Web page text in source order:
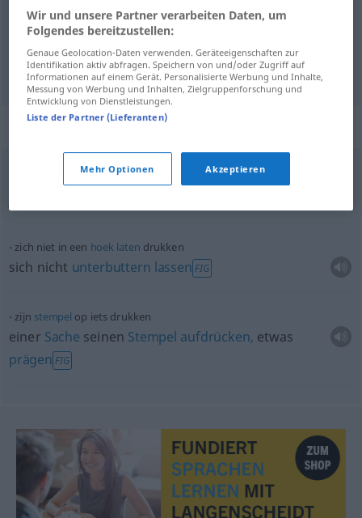
stemmen
Beispielsätze für "drukken"
hart
zich niet in een hoek laten drukken
sich nicht unterbuttern lassen FIG
zijn stempel op iets drukken
einer Sache seinen Stempel aufdrücken, etwas
prägen FIG
Wir und unsere Partner verarbeiten Daten, um
Folgendes bereitzustellen:
Genaue Geolocation-Daten verwenden. Geräteeigenschaften zur
Identifikation aktiv abfragen. Speichern von und/oder Zugriff auf
Informationen auf einem Gerät. Personalisierte Werbung und Inhalte,
Messung von Werbung und Inhalten, Zielgruppenforschung und
Entwicklung von Dienstleistungen.
Liste der Partner (Lieferanten)
Mehr Optionen Akzeptieren